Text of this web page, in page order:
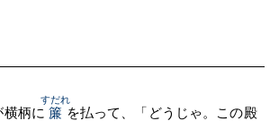
横柄に 簾
すだれ
を払って、「どうじゃ。この殿